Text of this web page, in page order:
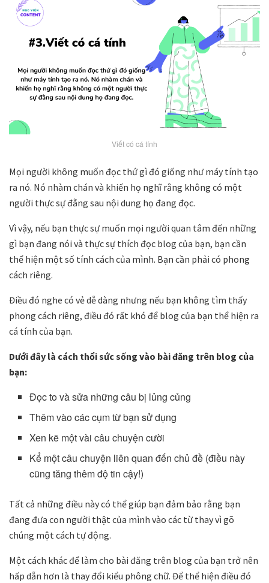
Viết có cá tính
Mọi người không muốn đọc thứ gì đó giống như máy tính tạo
ra nó. Nó nhàm chán và khiến họ nghĩ rằng không có một
người thực sự đằng sau nội dung họ đang đọc.
Vì vậy, nếu bạn thực sự muốn mọi người quan tâm đến những
gì bạn đang nói và thực sự thích đọc blog của bạn, bạn cần
thể hiện một số tính cách của mình. Bạn cần phải có phong
cách riêng.
Điều đó nghe có vẻ dễ dàng nhưng nếu bạn không tìm thấy
phong cách riêng, điều đó rất khó để blog của bạn thể hiện ra
cá tính của bạn.
Dưới đây là cách thổi sức sống vào bài đăng trên blog của
bạn:
Đọc to và sửa những câu bị lủng củng
Thêm vào các cụm từ bạn sử dụng
Xen kẽ một vài câu chuyện cười
Kể một câu chuyện liên quan đến chủ đề (điều này
cũng tăng thêm độ tin cậy!)
Tất cả những điều này có thể giúp bạn đảm bảo rằng bạn
đang đưa con người thật của mình vào các từ thay vì gõ
chúng một cách tự động.
Một cách khác để làm cho bài đăng trên blog của bạn trở nên
hấp dẫn hơn là thay đổi kiểu phông chữ. Để thể hiện điều đó